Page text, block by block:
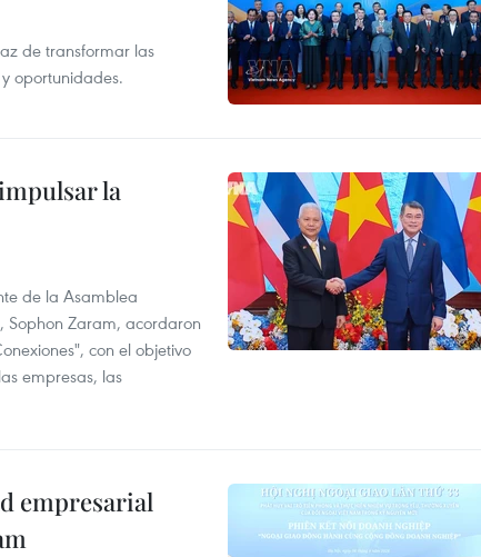
de transformar las
oportunidades.
la
de la Asamblea
Sophon Zaram, acordaron
con el objetivo
empresas, las
empresarial